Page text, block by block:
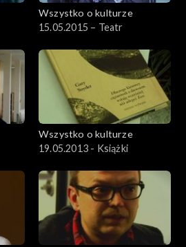
Wszystko o kulturze
15.05.2015 – Teatr
Wszystko o kulturze
19.05.2013 - Książki